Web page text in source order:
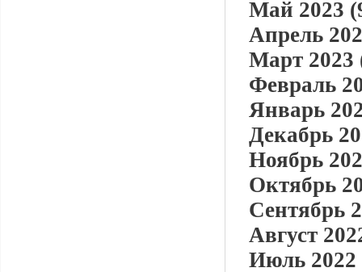
Май 2023
Апрель
Март 2023
Февраль
Январь
Декабрь
Ноябрь
Октябрь
Сентябрь
Август
Июль 2022